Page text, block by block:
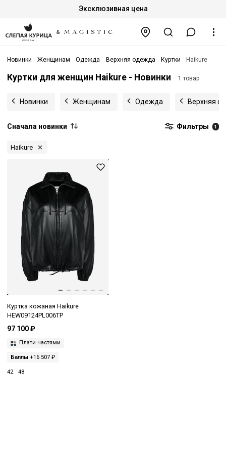
Эксклюзивная цена
Новинки Женщинам Одежда Верхняя одежда Куртки Haikure
Куртки для женщин Haikure - Новинки 1 товар
Новинки Женщинам Одежда Верхняя
Сначала новинки Фильтры 1
Haikure
Куртка кожаная Haikure
HEW09124PL006TP
97 100 ₽
Плати частями
Баллы +16 507 ₽
42 48